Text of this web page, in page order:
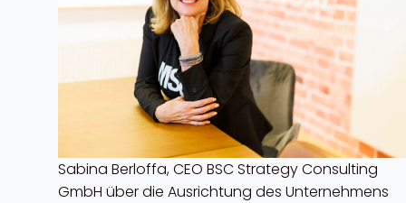
Sabina Berloffa, CEO BSC Strategy Consulting
GmbH über die Ausrichtung des Unternehmens